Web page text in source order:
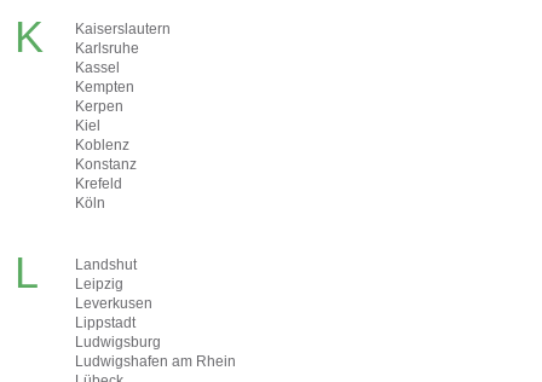
K
Kaiserslautern
Karlsruhe
Kassel
Kempten
Kerpen
Kiel
Koblenz
Konstanz
Krefeld
Köln
L
Landshut
Leipzig
Leverkusen
Lippstadt
Ludwigsburg
Ludwigshafen am Rhein